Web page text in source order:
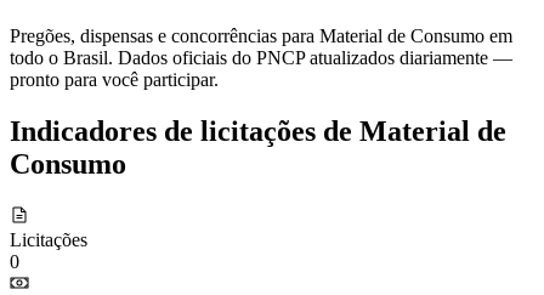
Pregões, dispensas e concorrências para Material de Consumo em
todo o Brasil. Dados oficiais do PNCP atualizados diariamente —
pronto para você participar.
Indicadores de licitações de Material de
Consumo
Licitações
0